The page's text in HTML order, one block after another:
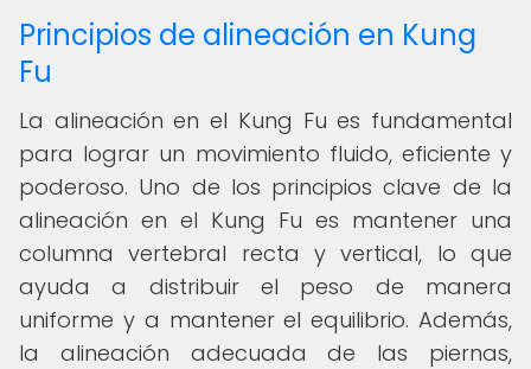
Principios de alineación en Kung
Fu
La alineación en el Kung Fu es fundamental
para lograr un movimiento fluido, eficiente y
poderoso. Uno de los principios clave de la
alineación en el Kung Fu es mantener una
columna vertebral recta y vertical, lo que
ayuda a distribuir el peso de manera
uniforme y a mantener el equilibrio. Además,
la alineación adecuada de las piernas,